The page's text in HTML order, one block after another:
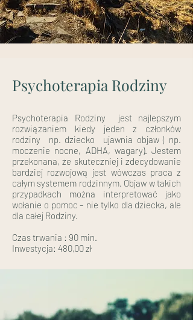
Psychoterapia Rodziny
Psychoterapia Rodziny jest najlepszym
rozwiązaniem kiedy jeden z członków
rodziny np. dziecko ujawnia objaw ( np.
moczenie nocne, ADHA, wagary). Jestem
przekonana, że skuteczniej i zdecydowanie
bardziej rozwojową jest wówczas praca z
całym systemem rodzinnym. Objaw w takich
przypadkach można interpretować jako
wołanie o pomoc – nie tylko dla dziecka, ale
dla całej Rodziny.
Czas trwania : 90 min.
Inwestycja: 480,00 zł